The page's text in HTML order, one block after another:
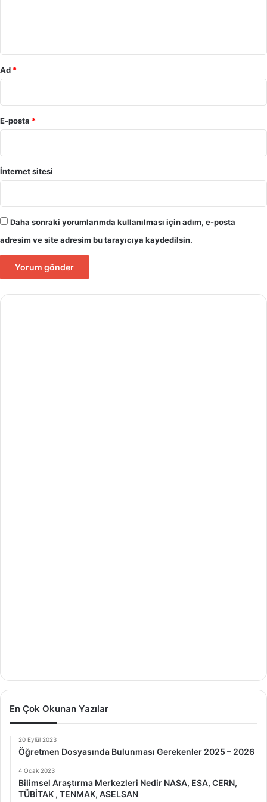
Ad *
E-posta *
İnternet sitesi
Daha sonraki yorumlarımda kullanılması için adım, e-posta
adresim ve site adresim bu tarayıcıya kaydedilsin.
En Çok Okunan Yazılar
20 Eylül 2023
Öğretmen Dosyasında Bulunması Gerekenler 2025 – 2026
4 Ocak 2023
Bilimsel Araştırma Merkezleri Nedir NASA, ESA, CERN,
TÜBİTAK , TENMAK, ASELSAN